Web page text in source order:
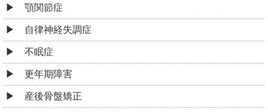
顎関節症
自律神経失調症
不眠症
更年期障害
産後骨盤矯正